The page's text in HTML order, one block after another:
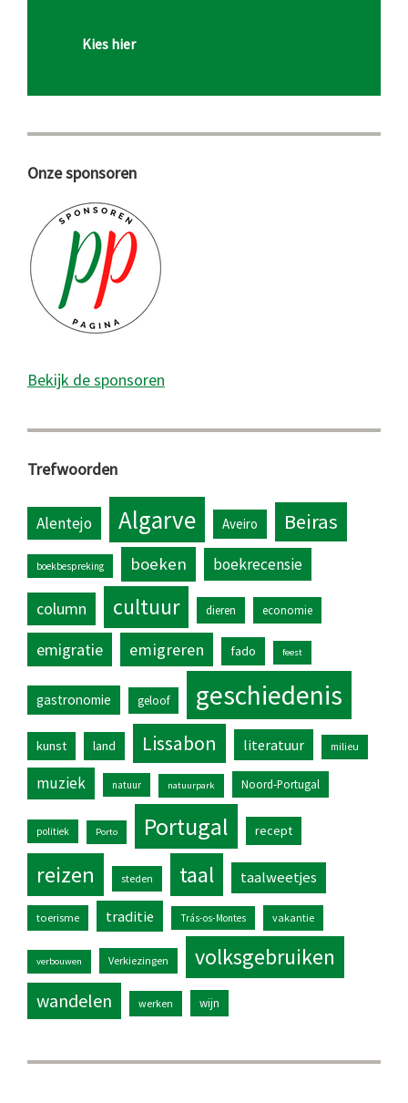
Kies hier
Onze sponsoren
Bekijk de sponsoren
Trefwoorden
Alentejo Algarve Aveiro Beiras
boekbespreking boeken boekrecensie
column cultuur dieren economie
emigratie emigreren fado feest
gastronomie geloof geschiedenis
kunst land Lissabon literatuur milieu
muziek natuur natuurpark Noord-Portugal
politiek Porto Portugal recept
reizen steden taal taalweetjes
toerisme traditie Trás-os-Montes vakantie
verbouwen Verkiezingen volksgebruiken
wandelen werken wijn